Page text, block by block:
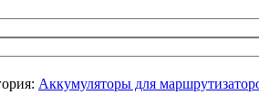
Аккумуляторы для